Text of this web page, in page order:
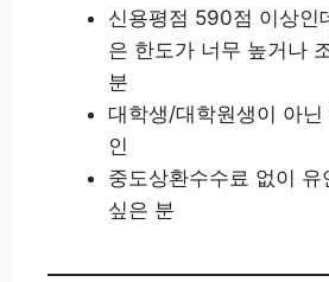
신용평점 590점 이상인
은 한도가 너무 높거나
분
대학생/대학원생이 아
인
중도상환수수료 없이 유
싶은 분